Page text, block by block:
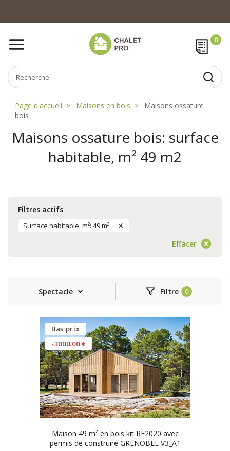
Page d'accueil Maisons en bois
Maisons ossature
bois
Maisons ossature bois: surface
habitable, m² 49 m2
Filtres actifs
Surface habitable, m²: 49 m²
Effacer
Spectacle Filtre
Bas prix
-3000.00 €
Maison 49 m² en bois kit RE2020 avec
permis de construire GRENOBLE V3_A1